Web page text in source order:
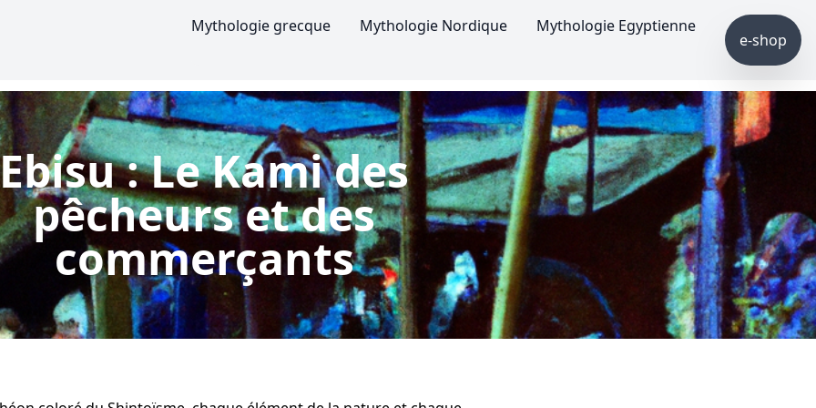
Mythologie grecque Mythologie Nordique Mythologie Egyptienne
e-shop
Ebisu : Le Kami des
pêcheurs et des
commerçants